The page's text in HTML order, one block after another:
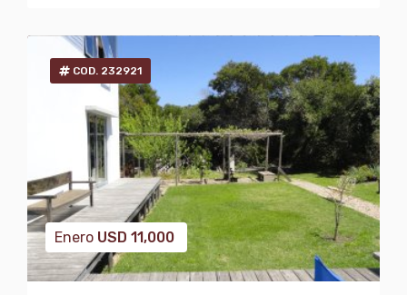
COD. 232921
Enero USD 11,000